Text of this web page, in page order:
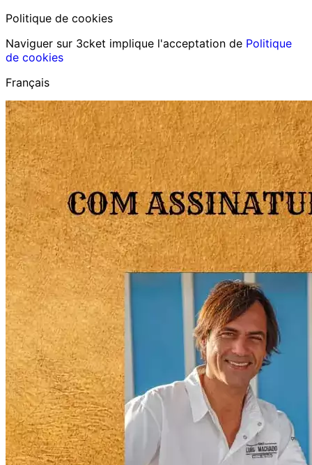
Politique de cookies
Naviguer sur 3cket implique l'acceptation de Politique
de cookies
Français